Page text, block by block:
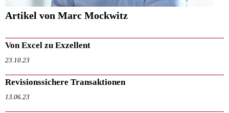
Artikel von Marc Mockwitz
Von Excel zu Exzellent
23.10.23
Revisionssichere Transaktionen
13.06.23